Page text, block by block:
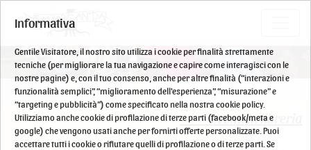
eventi in libreria
Informativa
Gentile Visitatore, il nostro sito utilizza i cookie per finalità strettamente
tecniche (per migliorare la tua navigazione e capire come interagisci con le
nostre pagine) e, con il tuo consenso, anche per altre finalità (“interazioni e
funzionalità semplici”, “miglioramento dell'esperienza”, “misurazione” e
“targeting e pubblicità”) come specificato nella nostra cookie policy.
Utilizziamo anche cookie di profilazione di terze parti (facebook/meta e
google) che vengono usati anche per fornirti offerte personalizzate. Puoi
accettare tutti i cookie o rifiutare quelli di profilazione o di terze parti. Se